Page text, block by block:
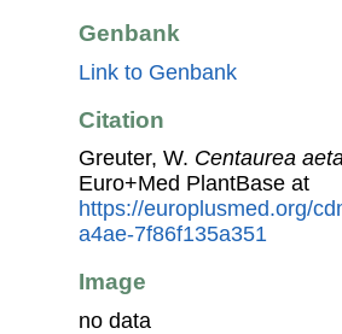
Genbank
Link to Genbank
Citation
Greuter, W. Centaurea
Euro+Med PlantBase at
https://europlusmed.org/
a4ae-7f86f135a351
Image
no data